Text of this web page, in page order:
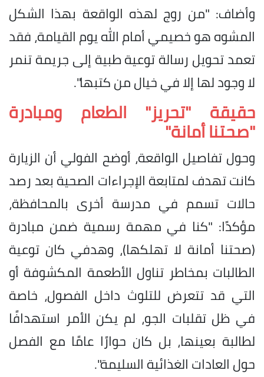
​وأضاف: "من روج لهذه الواقعة بهذا الشكل
المشوه هو خصيمي أمام الله يوم القيامة، فقد
تعمد تحويل رسالة توعية طبية إلى جريمة تنمر
لا وجود لها إلا في خيال من كتبها".
حقيقة "تحريز" الطعام ومبادرة
"صحتنا أمانة"
​وحول تفاصيل الواقعة، أوضح الفولي أن الزيارة
كانت تهدف لمتابعة الإجراءات الصحية بعد رصد
حالات تسمم في مدرسة أخرى بالمحافظة،
مؤكدًا: "كنا في مهمة رسمية ضمن مبادرة
(صحتنا أمانة لا تهلكها)، وهدفي كان توعية
الطالبات بمخاطر تناول الأطعمة المكشوفة أو
التي قد تتعرض للتلوث داخل الفصول، خاصة
في ظل تقلبات الجو، لم يكن الأمر استهدافًا
لطالبة بعينها، بل كان حوارًا عامًا مع الفصل
حول العادات الغذائية السليمة".